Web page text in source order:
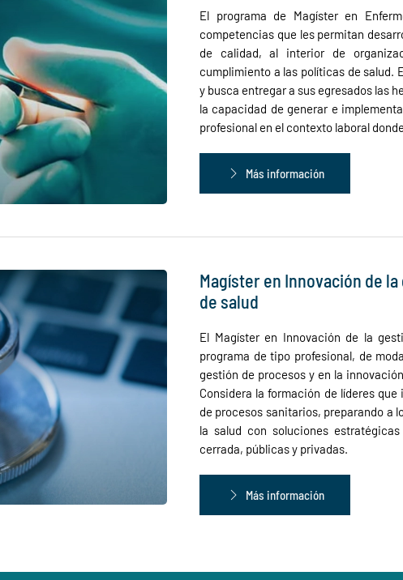
El programa de Magíster en
competencias que les permitan
de calidad, al interior de
cumplimiento a las políticas de salud.
y busca entregar a sus egresados las
la capacidad de generar e
profesional en el contexto laboral
Más información
Magíster en Innovación de
de salud
El Magíster en Innovación de la
programa de tipo profesional, de
gestión de procesos y en la
Considera la formación de líderes
de procesos sanitarios, preparando a
la salud con soluciones
cerrada, públicas y privadas.
Más información